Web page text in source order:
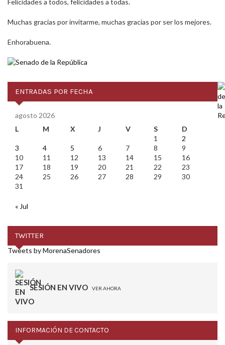
Felicidades a todos, felicidades a todas.
Muchas gracias por invitarme, muchas gracias por ser los mejores.
Enhorabuena.
ENTRADAS POR FECHA
agosto 2026
L
M X J V S
D
1
2
3
4 5 6 7 8
9
10
11 12 13 14 15
16
17
18 19 20 21 22
23
24
25 26 27 28 29
30
31
« Jul
TWITTER
Tweets by MorenaSenadores
SESIÓN EN VIVO VER AHORA
INFORMACIÓN DE CONTACTO